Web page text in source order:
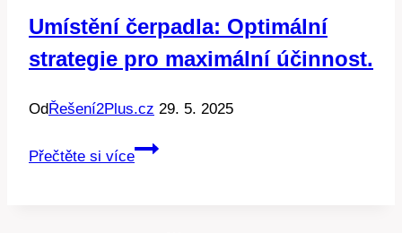
zahradu
Umístění čerpadla: Optimální
strategie pro maximální účinnost.
Od Řešení2Plus.cz 29. 5. 2025
Přečtěte si více
Umístění